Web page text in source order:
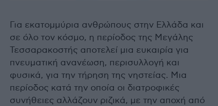
Για εκατομμύρια ανθρώπους στην Ελλάδα και
σε όλο τον κόσμο, η περίοδος της Μεγάλης
Τεσσαρακοστής αποτελεί μια ευκαιρία για
πνευματική ανανέωση, περισυλλογή και
φυσικά, για την τήρηση της νηστείας. Μια
περίοδος κατά την οποία οι διατροφικές
συνήθειες αλλάζουν ριζικά, με την αποχή από